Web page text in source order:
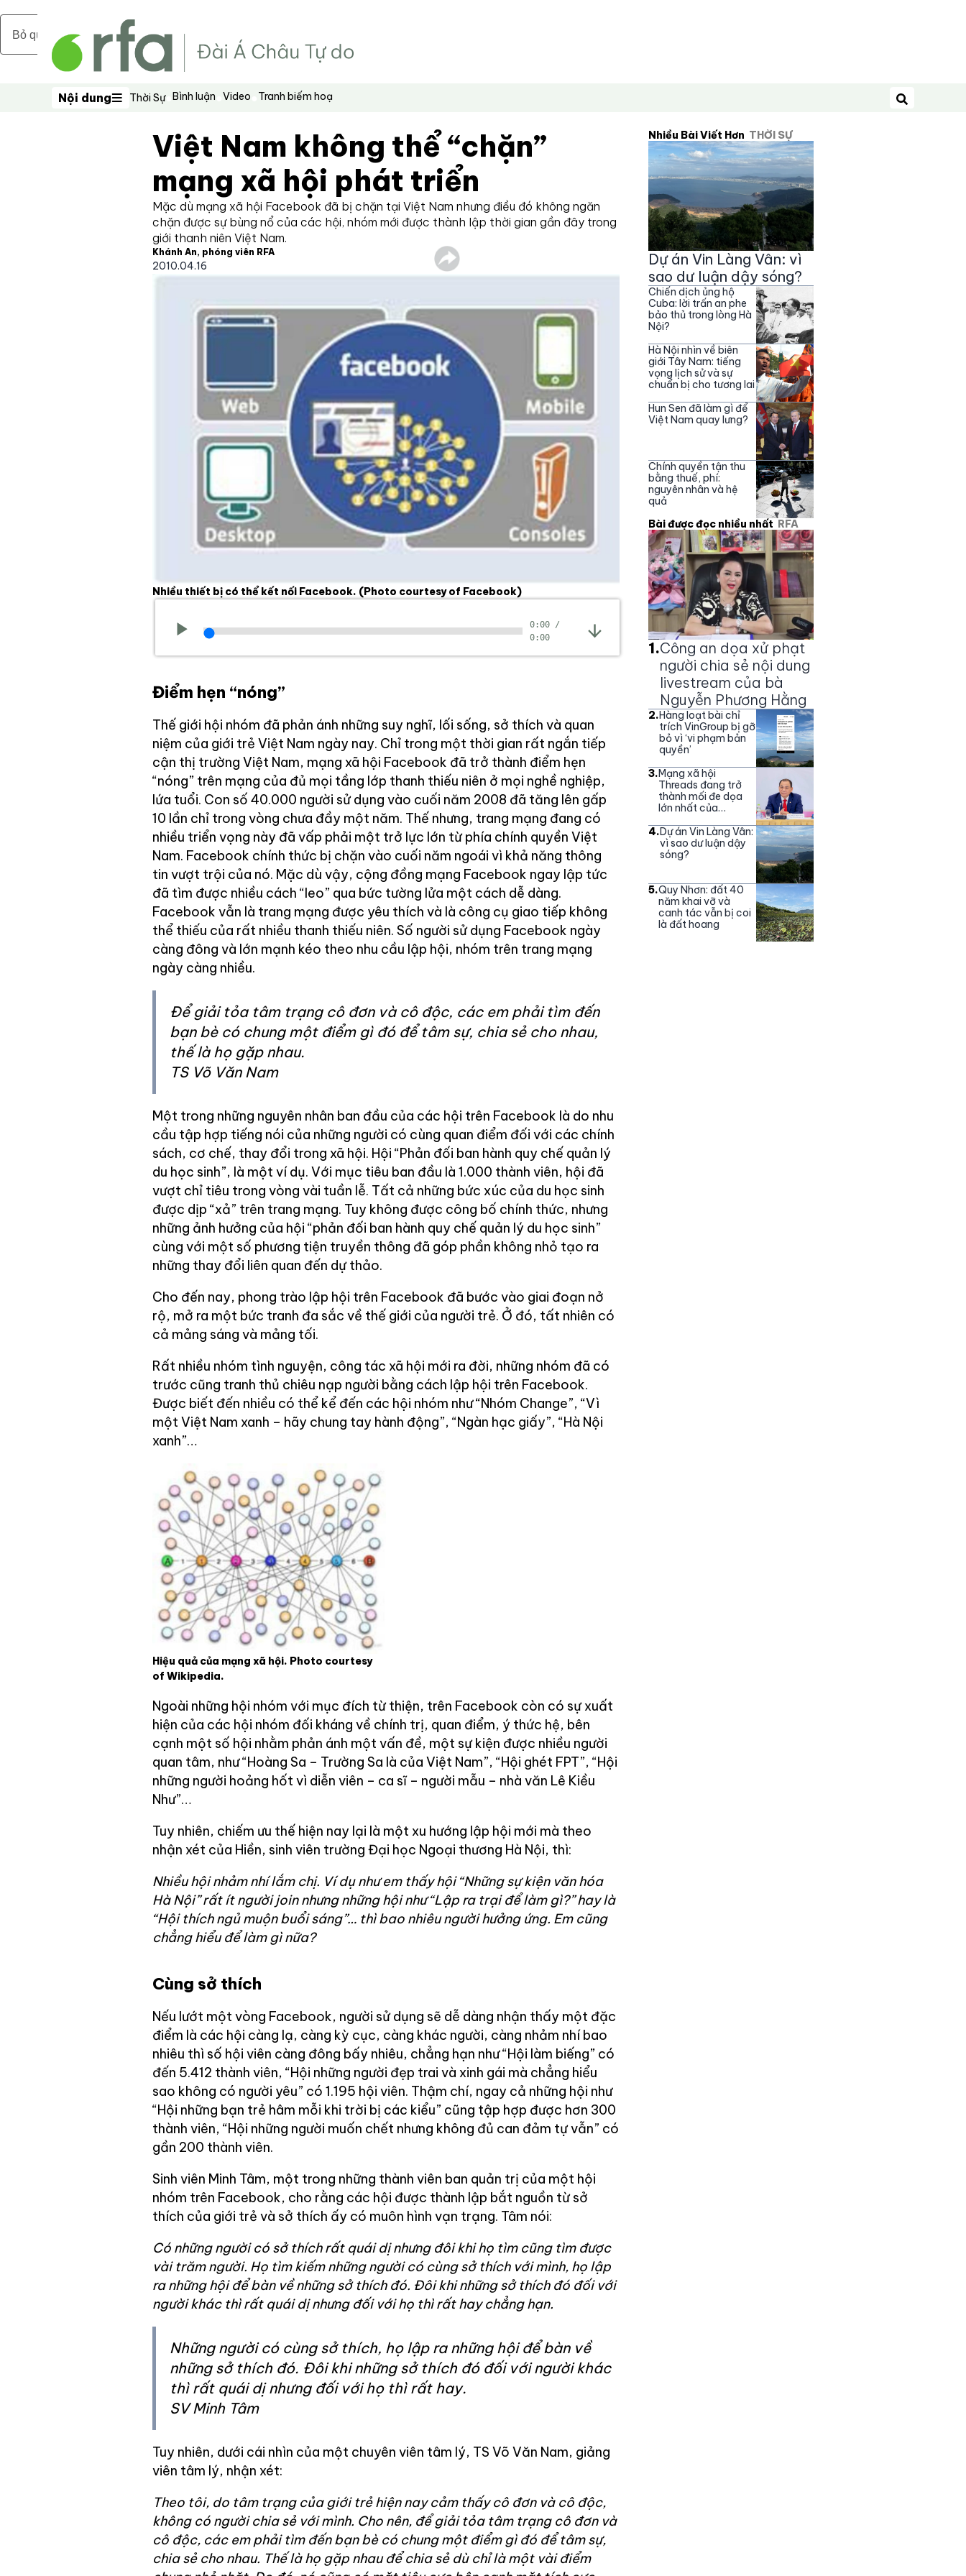
Bỏ qua nội dung chính
Nội dung
Nội dung Thời Sự Bình luận Video Tranh biếm hoạ
Tìm kiếm
Việt Nam không thể “chặn”
mạng xã hội phát triển
Mặc dù mạng xã hội Facebook đã bị chặn tại Việt Nam nhưng điều đó không ngăn
chặn được sự bùng nổ của các hội, nhóm mới được thành lập thời gian gần đây trong
giới thanh niên Việt Nam.
Khánh An, phóng viên RFA
2010.04.16
Nhiều thiết bị có thể kết nối Facebook. (Photo courtesy of Facebook)
0:00 /
0:00
Điểm hẹn “nóng”
Thế giới hội nhóm đã phản ánh những suy nghĩ, lối sống, sở thích và quan
niệm của giới trẻ Việt Nam ngày nay. Chỉ trong một thời gian rất ngắn tiếp
cận thị trường Việt Nam, mạng xã hội Facebook đã trở thành điểm hẹn
“nóng” trên mạng của đủ mọi tầng lớp thanh thiếu niên ở mọi nghề nghiệp,
lứa tuổi. Con số 40.000 người sử dụng vào cuối năm 2008 đã tăng lên gấp
10 lần chỉ trong vòng chưa đầy một năm. Thế nhưng, trang mạng đang có
nhiều triển vọng này đã vấp phải một trở lực lớn từ phía chính quyền Việt
Nam. Facebook chính thức bị chặn vào cuối năm ngoái vì khả năng thông
tin vượt trội của nó. Mặc dù vậy, cộng đồng mạng Facebook ngay lập tức
đã tìm được nhiều cách “leo” qua bức tường lửa một cách dễ dàng.
Facebook vẫn là trang mạng được yêu thích và là công cụ giao tiếp không
thể thiếu của rất nhiều thanh thiếu niên. Số người sử dụng Facebook ngày
càng đông và lớn mạnh kéo theo nhu cầu lập hội, nhóm trên trang mạng
ngày càng nhiều.
Để giải tỏa tâm trạng cô đơn và cô độc, các em phải tìm đến
bạn bè có chung một điểm gì đó để tâm sự, chia sẻ cho nhau,
thế là họ gặp nhau.
TS Võ Văn Nam
Một trong những nguyên nhân ban đầu của các hội trên Facebook là do nhu
cầu tập hợp tiếng nói của những người có cùng quan điểm đối với các chính
sách, cơ chế, thay đổi trong xã hội. Hội “Phản đối ban hành quy chế quản lý
du học sinh”, là một ví dụ. Với mục tiêu ban đầu là 1.000 thành viên, hội đã
vượt chỉ tiêu trong vòng vài tuần lễ. Tất cả những bức xúc của du học sinh
được dịp “xả” trên trang mạng. Tuy không được công bố chính thức, nhưng
những ảnh hưởng của hội “phản đối ban hành quy chế quản lý du học sinh”
cùng với một số phương tiện truyền thông đã góp phần không nhỏ tạo ra
những thay đổi liên quan đến dự thảo.
Cho đến nay, phong trào lập hội trên Facebook đã bước vào giai đoạn nở
rộ, mở ra một bức tranh đa sắc về thế giới của người trẻ. Ở đó, tất nhiên có
cả mảng sáng và mảng tối.
Rất nhiều nhóm tình nguyện, công tác xã hội mới ra đời, những nhóm đã có
trước cũng tranh thủ chiêu nạp người bằng cách lập hội trên Facebook.
Được biết đến nhiều có thể kể đến các hội nhóm như “Nhóm Change”, “Vì
một Việt Nam xanh – hãy chung tay hành động”, “Ngàn hạc giấy”, “Hà Nội
xanh”…
Hiệu quả của mạng xã hội. Photo courtesy
of Wikipedia.
Ngoài những hội nhóm với mục đích từ thiện, trên Facebook còn có sự xuất
hiện của các hội nhóm đối kháng về chính trị, quan điểm, ý thức hệ, bên
cạnh một số hội nhằm phản ánh một vấn đề, một sự kiện được nhiều người
quan tâm, như “Hoàng Sa – Trường Sa là của Việt Nam”, “Hội ghét FPT”, “Hội
những người hoảng hốt vì diễn viên – ca sĩ – người mẫu – nhà văn Lê Kiều
Như”…
Tuy nhiên, chiếm ưu thế hiện nay lại là một xu hướng lập hội mới mà theo
nhận xét của Hiền, sinh viên trường Đại học Ngoại thương Hà Nội, thì:
Nhiều hội nhảm nhí lắm chị. Ví dụ như em thấy hội “Những sự kiện văn hóa
Hà Nội” rất ít người join nhưng những hội như “Lập ra trại để làm gì?” hay là
“Hội thích ngủ muộn buổi sáng”… thì bao nhiêu người hưởng ứng. Em cũng
chẳng hiểu để làm gì nữa?
Cùng sở thích
Nếu lướt một vòng Facebook, người sử dụng sẽ dễ dàng nhận thấy một đặc
điểm là các hội càng lạ, càng kỳ cục, càng khác người, càng nhảm nhí bao
nhiêu thì số hội viên càng đông bấy nhiêu, chẳng hạn như “Hội làm biếng” có
đến 5.412 thành viên, “Hội những người đẹp trai và xinh gái mà chẳng hiểu
sao không có người yêu” có 1.195 hội viên. Thậm chí, ngay cả những hội như
“Hội những bạn trẻ hâm mỗi khi trời bị các kiểu” cũng tập hợp được hơn 300
thành viên, “Hội những người muốn chết nhưng không đủ can đảm tự vẫn” có
gần 200 thành viên.
Sinh viên Minh Tâm, một trong những thành viên ban quản trị của một hội
nhóm trên Facebook, cho rằng các hội được thành lập bắt nguồn từ sở
thích của giới trẻ và sở thích ấy có muôn hình vạn trạng. Tâm nói:
Có những người có sở thích rất quái dị nhưng đôi khi họ tìm cũng tìm được
vài trăm người. Họ tìm kiếm những người có cùng sở thích với mình, họ lập
ra những hội để bàn về những sở thích đó. Đôi khi những sở thích đó đối với
người khác thì rất quái dị nhưng đối với họ thì rất hay chẳng hạn.
Những người có cùng sở thích, họ lập ra những hội để bàn về
những sở thích đó. Đôi khi những sở thích đó đối với người khác
thì rất quái dị nhưng đối với họ thì rất hay.
SV Minh Tâm
Tuy nhiên, dưới cái nhìn của một chuyên viên tâm lý, TS Võ Văn Nam, giảng
viên tâm lý, nhận xét:
Theo tôi, do tâm trạng của giới trẻ hiện nay cảm thấy cô đơn và cô độc,
không có người chia sẻ với mình. Cho nên, để giải tỏa tâm trạng cô đơn và
cô độc, các em phải tìm đến bạn bè có chung một điểm gì đó để tâm sự,
chia sẻ cho nhau. Thế là họ gặp nhau để chia sẻ dù chỉ là một vài điểm
Nhiều Bài Viết Hơn THỜI SỰ
Dự án Vin Làng Vân: vì
sao dư luận dậy sóng?
Chiến dịch ủng hộ
Cuba: lời trấn an phe
bảo thủ trong lòng Hà
Nội?
Hà Nội nhìn về biên
giới Tây Nam: tiếng
vọng lịch sử và sự
chuẩn bị cho tương lai
Hun Sen đã làm gì để
Việt Nam quay lưng?
Chính quyền tận thu
bằng thuế, phí:
nguyên nhân và hệ
quả
Bài được đọc nhiều nhất RFA
1.Công an dọa xử phạt
người chia sẻ nội dung
livestream của bà
Nguyễn Phương Hằng
2.Hàng loạt bài chỉ
trích VinGroup bị gỡ
bỏ vì ‘vi phạm bản
quyền’
3.Mạng xã hội
Threads đang trở
thành mối đe dọa
lớn nhất của
4.Dự án Vin Làng Vân:
vì sao dư luận dậy
sóng?
5.Quy Nhơn: đất 40
năm khai vỡ và
canh tác vẫn bị coi
là đất hoang